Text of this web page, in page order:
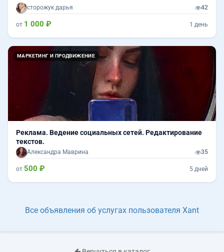
сторожук дарья 42
от 1 000 ₽ 1 день
МАРКЕТИНГ И ПРОДВИЖЕНИЕ
Реклама. Ведение социальных сетей. Редактирование
текстов.
Александра Маврина 35
от 500 ₽ 5 дней
Все объявления об услугах пользователя Xant